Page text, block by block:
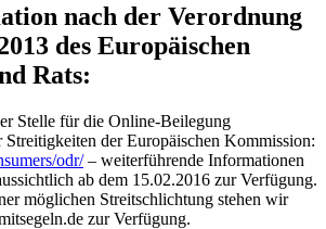
nach der Verordnung
des Europäischen
Rats:
Stelle für die Online-Beilegung
Streitigkeiten der Europäischen Kommission:
odr/– weiterführende Informationen
ab dem 15.02.2016 zur Verfügung.
möglichen Streitschlichtung stehen wir
zur Verfügung.